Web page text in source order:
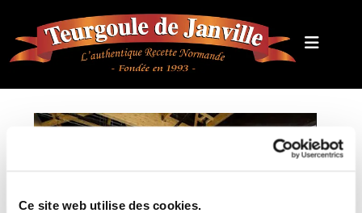
Ce site web utilise des cookies.